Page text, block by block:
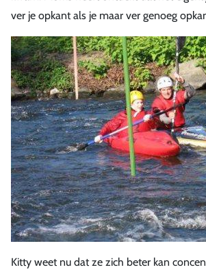
ver je opkant als je maar ver genoeg
Kitty weet nu dat ze zich beter kan